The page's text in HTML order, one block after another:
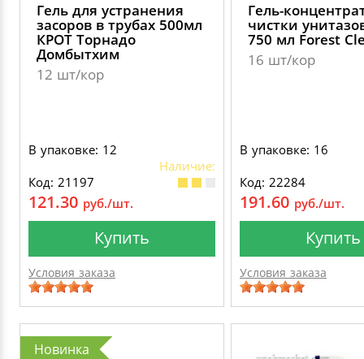
Гель для устранения
засоров в трубах 500мл
КРОТ Торнадо
Домбытхим
12 шт/кор
В упаковке: 12
Наличие:
Код: 21197
121.30 руб./шт.
Купить
Условия заказа
Гель-
чистки
750 мл Forest
16 шт/кор
В упаковке: 16
Код: 22284
191.60 руб./шт.
Купить
Условия заказа
Новинка